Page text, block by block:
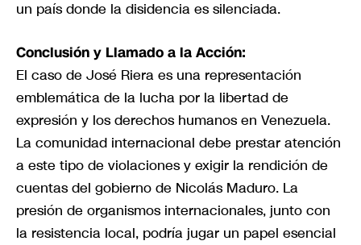
un país donde la disidencia es silenciada.
Conclusión y Llamado a la Acción:
El caso de José Riera es una representación
emblemática de la lucha por la libertad de
expresión y los derechos humanos en Venezuela.
La comunidad internacional debe prestar atención
a este tipo de violaciones y exigir la rendición de
cuentas del gobierno de Nicolás Maduro. La
presión de organismos internacionales, junto con
la resistencia local, podría jugar un papel esencial